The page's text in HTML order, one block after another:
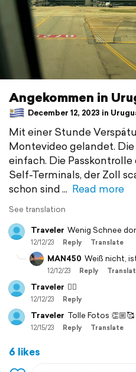
Angekommen in
December 12, 2023 in
Mit einer Stunde
Montevideo gelandet.
einfach. Die
Self-Terminals, der Zoll
schon sind
Read more
See translation
Traveler Wenig Schnee
12/12/23 Reply Translate
MAN450 Weiß nicht,
12/12/23 Reply
Traveler 🤦‍♂️
12/12/23 Reply
Traveler Tolle Fotos 👏🏼🥰
12/15/23 Reply Translate
6 likes